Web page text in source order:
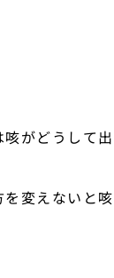
がどうして
変えないと